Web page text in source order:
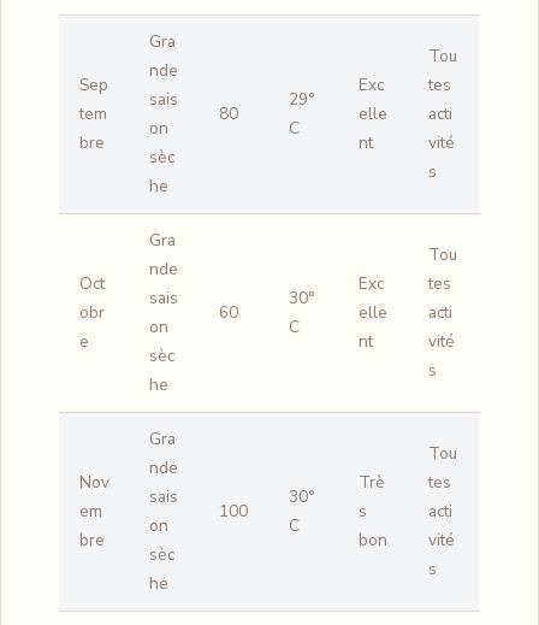
Sep
tem
bre
Gra
nde
sais
on
sèc
he
80
29°
C
Exc
elle
nt
Tou
tes
acti
vité
s
Oct
obr
e
Gra
nde
sais
on
sèc
he
60
30°
C
Exc
elle
nt
Tou
tes
acti
vité
s
Nov
em
bre
Gra
nde
sais
on
sèc
he
100
30°
C
Trè
s
bon
Tou
tes
acti
vité
s